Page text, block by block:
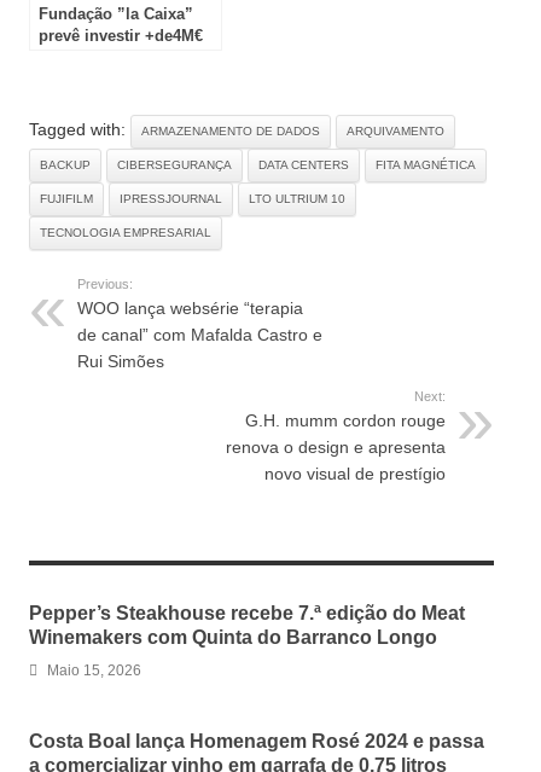
Fundação ”la Caixa”
prevê investir +de4M€
Tagged with: ARMAZENAMENTO DE DADOS ARQUIVAMENTO
BACKUP CIBERSEGURANÇA DATA CENTERS FITA MAGNÉTICA
FUJIFILM IPRESSJOURNAL LTO ULTRIUM 10
TECNOLOGIA EMPRESARIAL
Previous:
WOO lança websérie “terapia
de canal” com Mafalda Castro e
Rui Simões
Next:
G.H. mumm cordon rouge
renova o design e apresenta
novo visual de prestígio
Pepper’s Steakhouse recebe 7.ª edição do Meat
Winemakers com Quinta do Barranco Longo
Maio 15, 2026
Costa Boal lança Homenagem Rosé 2024 e passa
a comercializar vinho em garrafa de 0,75 litros